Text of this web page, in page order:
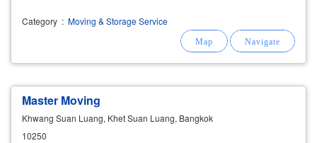
Category : Moving & Storage Service
Master Moving
Khwang Suan Luang, Khet Suan Luang, Bangkok
10250